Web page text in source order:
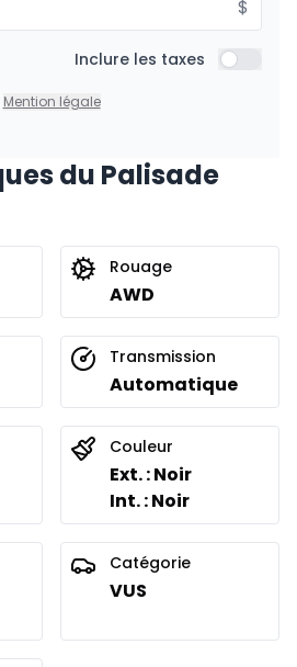
mois
242 $/Sem.
$
Inclure les taxes Inclure
Mention légale
du Palisade
Rouage
AWD
Transmission
Automatique
Couleur
Ext. : Noir
Int. : Noir
Catégorie
VUS